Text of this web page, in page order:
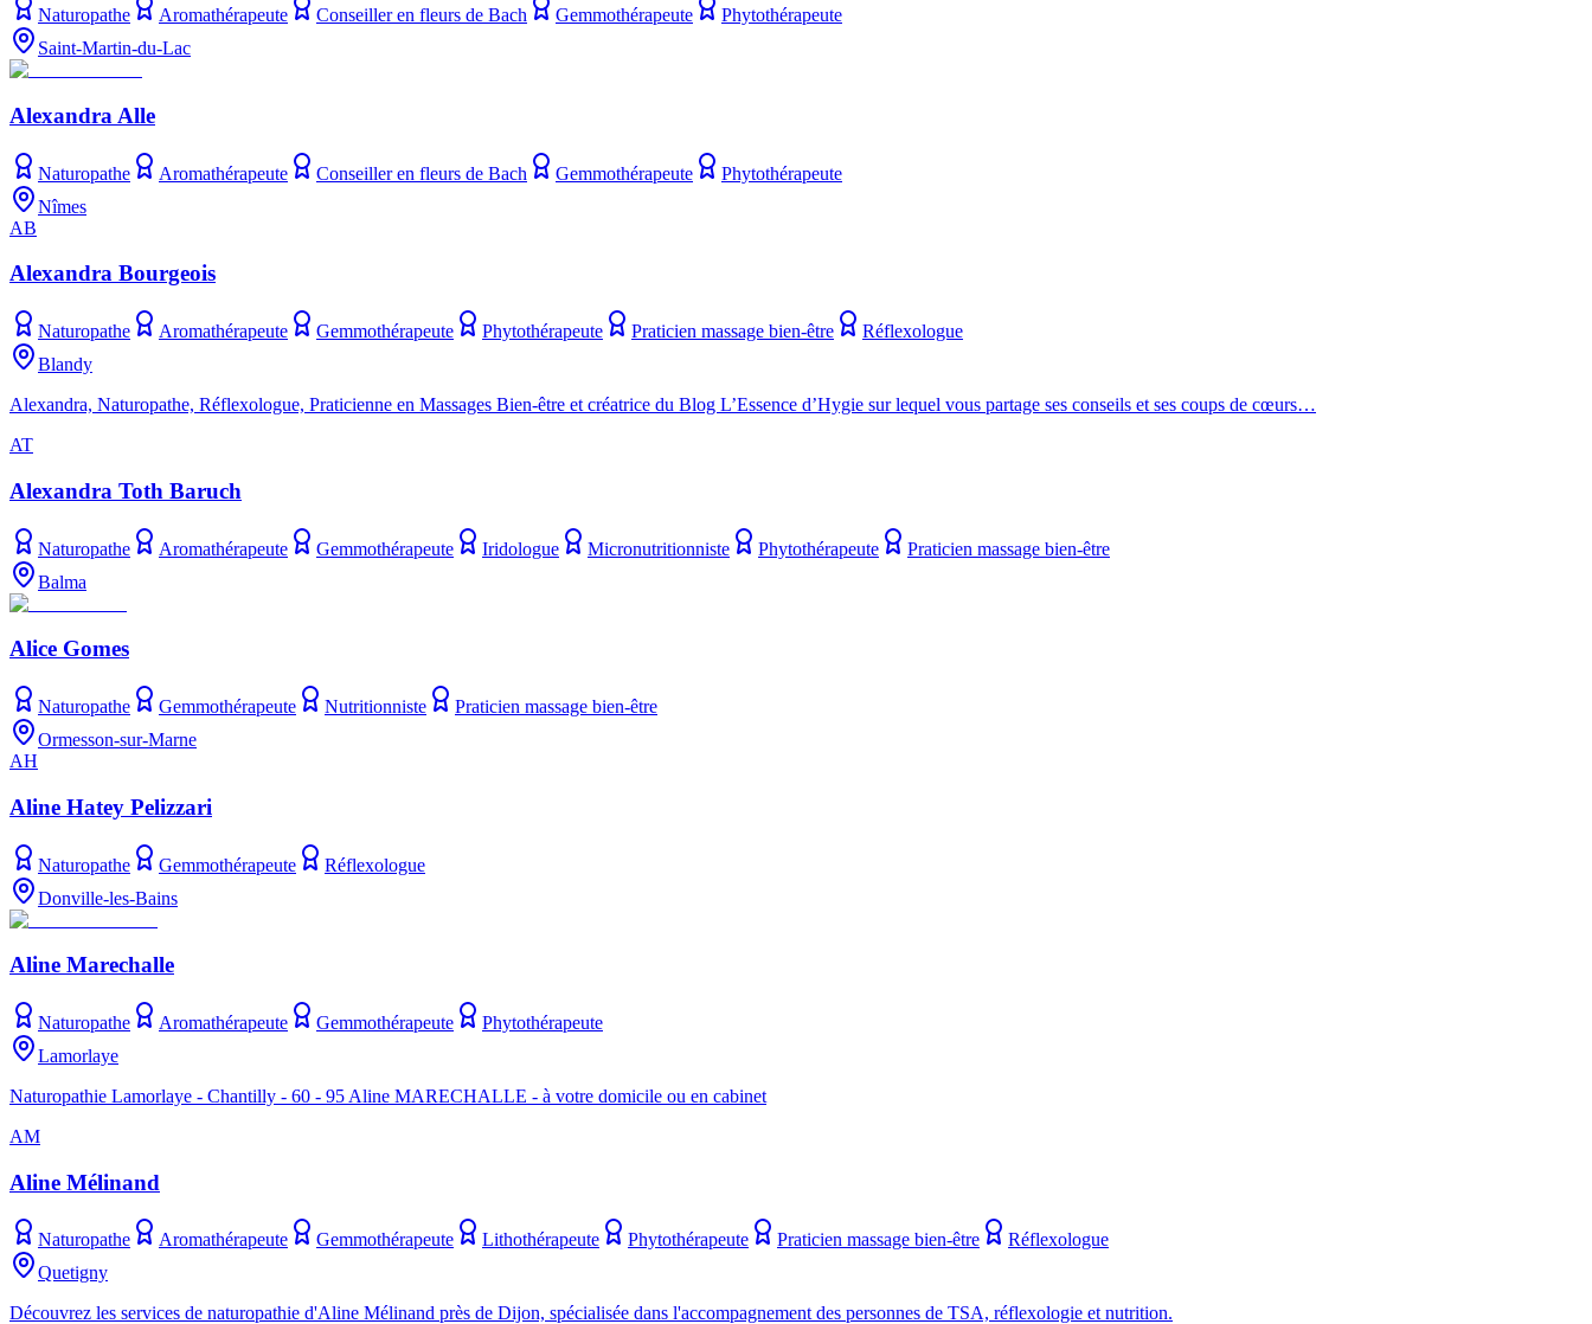
Naturopathe Aromathérapeute Conseiller en fleurs de Bach Gemmothérapeute
Phytothérapeute
Saint-Martin-du-Lac
Alexandra Alle
Naturopathe Aromathérapeute Conseiller en fleurs de Bach Gemmothérapeute
Phytothérapeute
Nîmes
AB
Alexandra Bourgeois
Naturopathe Aromathérapeute Gemmothérapeute Phytothérapeute Praticien massage bien-être
Réflexologue
Blandy
Alexandra, Naturopathe, Réflexologue, Praticienne en Massages Bien-être et créatrice du Blog L’Essence d’Hygie sur lequel vous partage ses conseils et ses coups de cœurs…
AT
Alexandra Toth Baruch
Naturopathe Aromathérapeute Gemmothérapeute Iridologue Micronutritionniste Phytothérapeute
Praticien massage bien-être
Balma
Alice Gomes
Naturopathe Gemmothérapeute Nutritionniste
Praticien massage bien-être
Ormesson-sur-Marne
AH
Aline Hatey Pelizzari
Naturopathe Gemmothérapeute
Réflexologue
Donville-les-Bains
Aline Marechalle
Naturopathe Aromathérapeute Gemmothérapeute
Phytothérapeute
Lamorlaye
Naturopathie Lamorlaye - Chantilly - 60 - 95 Aline MARECHALLE - à votre domicile ou en cabinet
AM
Aline Mélinand
Naturopathe Aromathérapeute Gemmothérapeute Lithothérapeute Phytothérapeute Praticien massage bien-être
Réflexologue
Quetigny
Découvrez les services de naturopathie d'Aline Mélinand près de Dijon, spécialisée dans l'accompagnement des personnes de TSA, réflexologie et nutrition.